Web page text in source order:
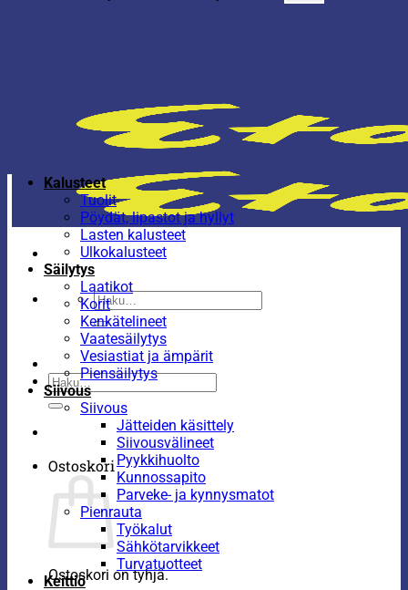
Etsi:
Etsi:
Ostoskori
Ostoskori on tyhjä.
Kalusteet
Tuolit
Pöydät, lipastot ja hyllyt
Lasten kalusteet
Ulkokalusteet
Säilytys
Laatikot
Korit
Kenkätelineet
Vaatesäilytys
Vesiastiat ja ämpärit
Piensäilytys
Siivous
Siivous
Jätteiden käsittely
Siivousvälineet
Pyykkihuolto
Kunnossapito
Parveke- ja kynnysmatot
Pienrauta
Työkalut
Sähkötarvikkeet
Turvatuotteet
Keittiö